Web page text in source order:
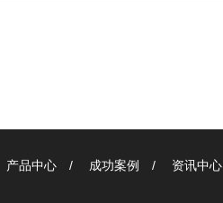
产品中心 / 成功案例 / 资讯中心